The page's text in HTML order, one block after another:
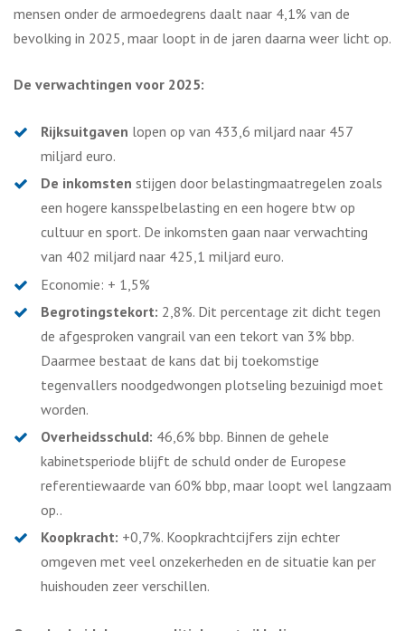
mensen onder de armoedegrens daalt naar 4,1% van de
bevolking in 2025, maar loopt in de jaren daarna weer licht op.
De verwachtingen voor 2025:
Rijksuitgaven lopen op van 433,6 miljard naar 457
miljard euro.
De inkomsten stijgen door belastingmaatregelen zoals
een hogere kansspelbelasting en een hogere btw op
cultuur en sport. De inkomsten gaan naar verwachting
van 402 miljard naar 425,1 miljard euro.
Economie: + 1,5%
Begrotingstekort: 2,8%. Dit percentage zit dicht tegen
de afgesproken vangrail van een tekort van 3% bbp.
Daarmee bestaat de kans dat bij toekomstige
tegenvallers noodgedwongen plotseling bezuinigd moet
worden.
Overheidsschuld: 46,6% bbp. Binnen de gehele
kabinetsperiode blijft de schuld onder de Europese
referentiewaarde van 60% bbp, maar loopt wel langzaam
op..
Koopkracht: +0,7%. Koopkrachtcijfers zijn echter
omgeven met veel onzekerheden en de situatie kan per
huishouden zeer verschillen.